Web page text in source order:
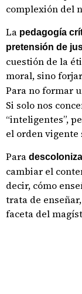
complexión del
La pedagogía
pretensión de
cuestión de la
moral, sino forjar
Para no formar
Si solo nos
“inteligentes”,
el orden vigente
Para
cambiar el
decir, cómo
trata de
faceta del